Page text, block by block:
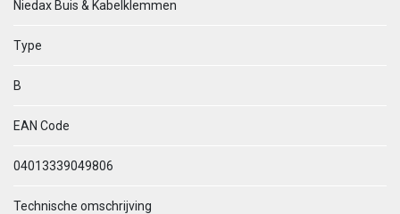
Niedax Buis & Kabelklemmen
Type
B
EAN Code
04013339049806
Technische omschrijving